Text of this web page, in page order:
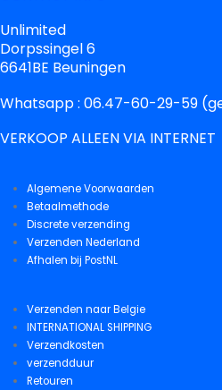
Unlimited
Dorpssingel 6
6641BE Beuningen
Whatsapp : 06.47-60-29-59
VERKOOP ALLEEN VIA INTERNET
Algemene Voorwaarden
Betaalmethode
Discrete verzending
Verzenden Nederland
Afhalen bij PostNL
Verzenden naar Belgie
INTERNATIONAL SHIPPING
Verzendkosten
verzendduur
Retouren